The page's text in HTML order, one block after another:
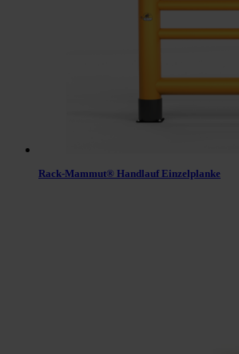
Rack-Mammut® Handlauf Einzelplanke